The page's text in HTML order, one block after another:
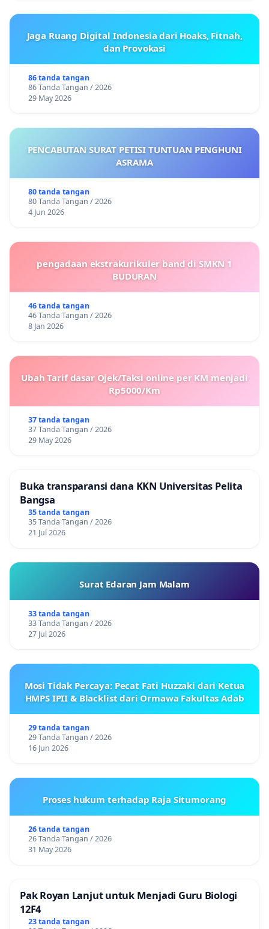
Jaga Ruang Digital Indonesia dari Hoaks, Fitnah,
dan Provokasi
86 tanda tangan
86 Tanda Tangan / 2026
29 May 2026
PENCABUTAN SURAT PETISI TUNTUAN PENGHUNI
ASRAMA
80 tanda tangan
80 Tanda Tangan / 2026
4 Jun 2026
pengadaan ekstrakurikuler band di SMKN 1
BUDURAN
46 tanda tangan
46 Tanda Tangan / 2026
8 Jan 2026
Ubah Tarif dasar Ojek/Taksi online per KM menjadi
Rp5000/Km
37 tanda tangan
37 Tanda Tangan / 2026
29 May 2026
Buka transparansi dana KKN Universitas Pelita
Bangsa
35 tanda tangan
35 Tanda Tangan / 2026
21 Jul 2026
Surat Edaran Jam Malam
33 tanda tangan
33 Tanda Tangan / 2026
27 Jul 2026
Mosi Tidak Percaya: Pecat Fati Huzzaki dari Ketua
HMPS IPII & Blacklist dari Ormawa Fakultas Adab
29 tanda tangan
29 Tanda Tangan / 2026
16 Jun 2026
Proses hukum terhadap Raja Situmorang
26 tanda tangan
26 Tanda Tangan / 2026
31 May 2026
Pak Royan Lanjut untuk Menjadi Guru Biologi
12F4
23 tanda tangan